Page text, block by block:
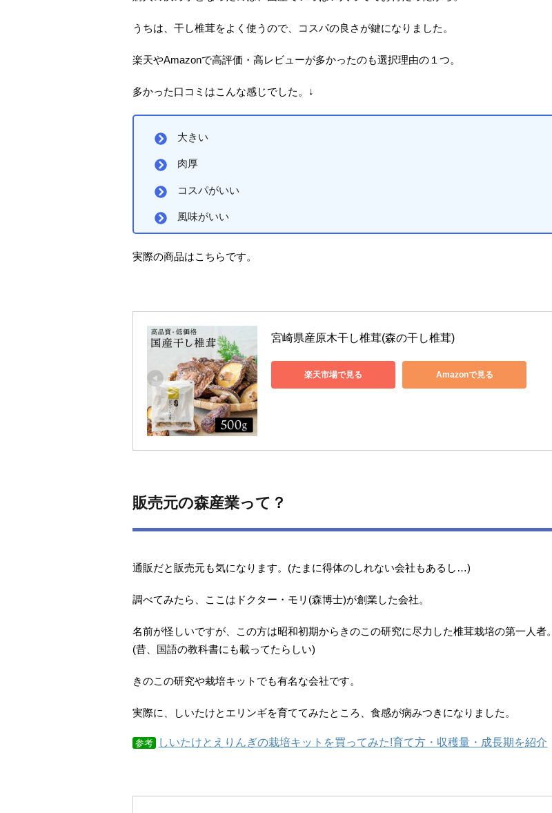
うちは、干し椎茸をよく使うので、コスパの良さが鍵になりました。
楽天やAmazonで高評価・高レビューが多かったのも選択理由の１つ。
多かった口コミはこんな感じでした。↓
大きい
肉厚
コスパがいい
風味がいい
実際の商品はこちらです。
宮崎県産原木干し椎茸(森の干し椎茸)
楽天市場で見る Amazonで見る
販売元の森産業って？
通販だと販売元も気になります。(たまに得体のしれない会社もあるし…)
調べてみたら、ここはドクター・モリ(森博士)が創業した会社。
名前が怪しいですが、この方は昭和初期からきのこの研究に尽力した椎茸栽培の第一人者。
(昔、国語の教科書にも載ってたらしい)
きのこの研究や栽培キットでも有名な会社です。
実際に、しいたけとエリンギを育ててみたところ、食感が病みつきになりました。
参考 しいたけとえりんぎの栽培キットを買ってみた!育て方・収穫量・成長期を紹介